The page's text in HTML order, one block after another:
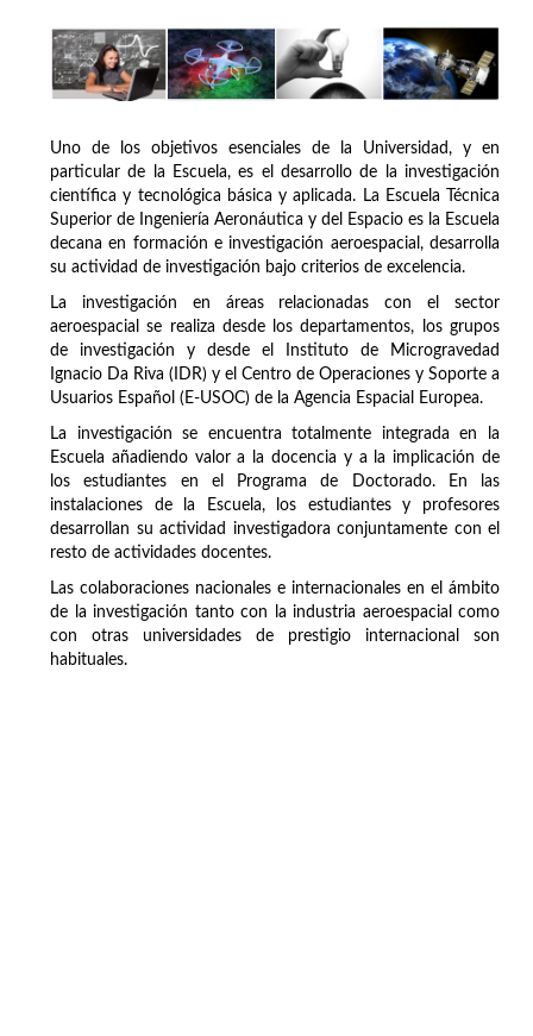
Uno de los objetivos esenciales de la Universidad, y en
particular de la Escuela, es el desarrollo de la investigación
científica y tecnológica básica y aplicada. La Escuela Técnica
Superior de Ingeniería Aeronáutica y del Espacio es la Escuela
decana en formación e investigación aeroespacial, desarrolla
su actividad de investigación bajo criterios de excelencia.
La investigación en áreas relacionadas con el sector
aeroespacial se realiza desde los departamentos, los grupos
de investigación y desde el Instituto de Microgravedad
Ignacio Da Riva (IDR) y el Centro de Operaciones y Soporte a
Usuarios Español (E-USOC) de la Agencia Espacial Europea.
La investigación se encuentra totalmente integrada en la
Escuela añadiendo valor a la docencia y a la implicación de
los estudiantes en el Programa de Doctorado. En las
instalaciones de la Escuela, los estudiantes y profesores
desarrollan su actividad investigadora conjuntamente con el
resto de actividades docentes.
Las colaboraciones nacionales e internacionales en el ámbito
de la investigación tanto con la industria aeroespacial como
con otras universidades de prestigio internacional son
habituales.